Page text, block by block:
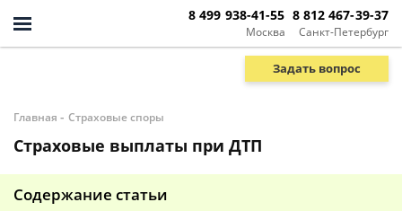
Москва
8 499 938-41-55
Санкт-Петербург
8 812 467-39-37
Задать вопрос
Главная - Страховые споры
Страховые выплаты при ДТП
Содержание статьи